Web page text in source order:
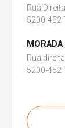
Rua
5200-452
Rua
5200-452